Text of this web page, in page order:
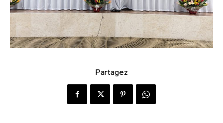
Partagez